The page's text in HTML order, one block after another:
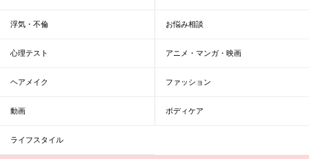
浮気・不倫 お悩み相談
心理テスト アニメ・マンガ・映画
ヘアメイク ファッション
動画 ボディケア
ライフスタイル